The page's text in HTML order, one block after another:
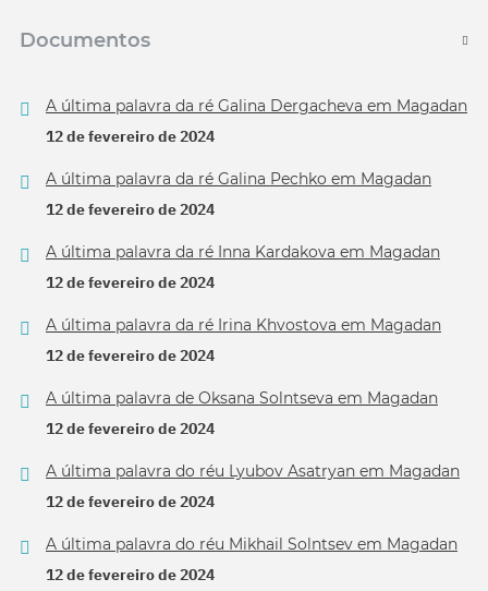
Documentos
A última palavra da ré Galina Dergacheva em Magadan
12 de fevereiro de 2024
A última palavra da ré Galina Pechko em Magadan
12 de fevereiro de 2024
A última palavra da ré Inna Kardakova em Magadan
12 de fevereiro de 2024
A última palavra da ré Irina Khvostova em Magadan
12 de fevereiro de 2024
A última palavra de Oksana Solntseva em Magadan
12 de fevereiro de 2024
A última palavra do réu Lyubov Asatryan em Magadan
12 de fevereiro de 2024
A última palavra do réu Mikhail Solntsev em Magadan
12 de fevereiro de 2024